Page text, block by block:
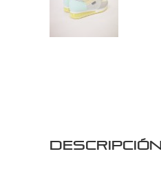
Descripción